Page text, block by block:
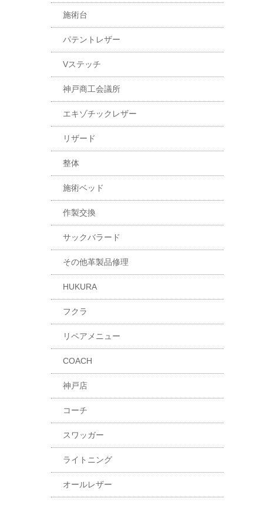
施術台
パテントレザー
Vステッチ
神戸商工会議所
エキゾチックレザー
リザード
整体
施術ベッド
作製交換
サックバラード
その他革製品修理
HUKURA
フクラ
リペアメニュー
COACH
神戸店
コーチ
スワッガー
ライトニング
オールレザー